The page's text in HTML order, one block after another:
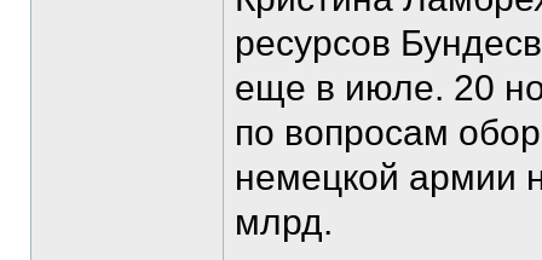
ресурсов
еще в июле. 20
по вопросам
немецкой армии
млрд.